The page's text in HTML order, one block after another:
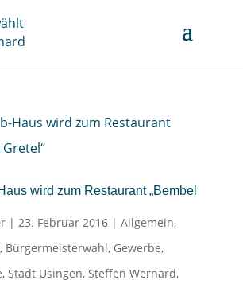
wird zum Restaurant „Bembel
| 23. Februar 2016| Allgemein,
, Bürgermeisterwahl, Gewerbe,
, Stadt Usingen, Steffen Wernard,